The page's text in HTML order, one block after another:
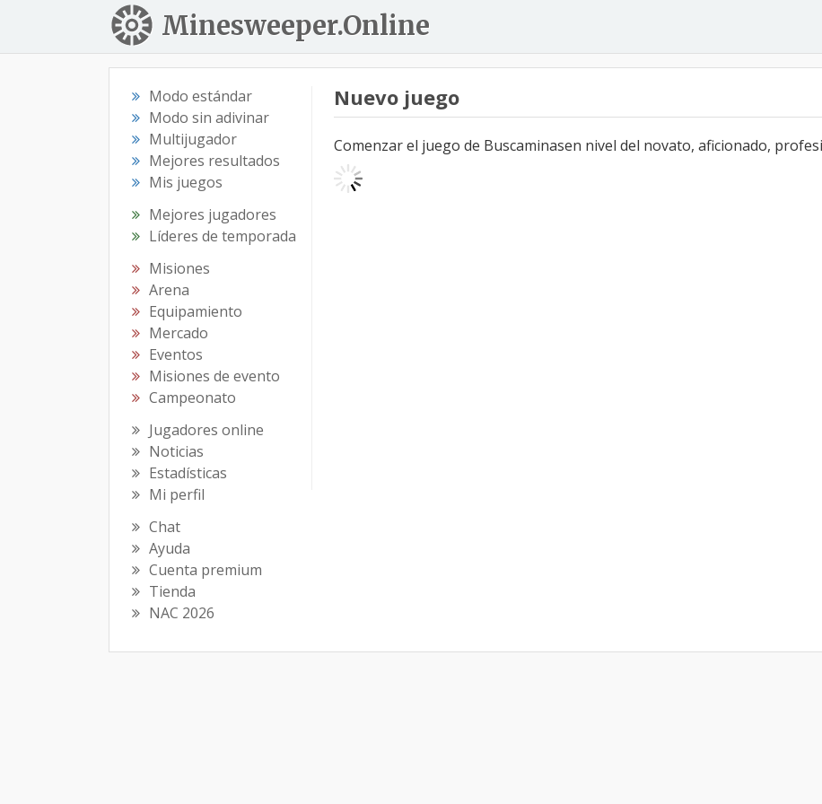
Minesweeper.Online
Modo estándar
Modo sin adivinar
Multijugador
Mejores resultados
Mis juegos
Mejores jugadores
Líderes de temporada
Misiones
Arena
Equipamiento
Mercado
Eventos
Misiones de evento
Campeonato
Jugadores online
Noticias
Estadísticas
Mi perfil
Chat
Ayuda
Cuenta premium
Tienda
NAC 2026
Nuevo juego
Comenzar el juego de Buscaminasen nivel del novato, aficionado,